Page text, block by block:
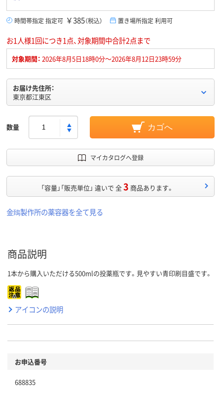
時間帯指定 指定可 ￥385（税込） 置き場所指定 利用可
お1人様1回につき1点、対象期間中合計2点まで
対象期間： 2026年8月5日18時0分～2026年8月12日23時59分
お届け先住所：
東京都江東区
数量 カゴへ
マイカタログへ登録
「容量」「販売単位」 違いで 全3 商品あります。
金鵄製作所の薬容器を全て見る
商品説明
1本から購入いただける500mlの投薬瓶です。見やすい青印刷目盛です。
アイコンの説明
お申込番号
688835